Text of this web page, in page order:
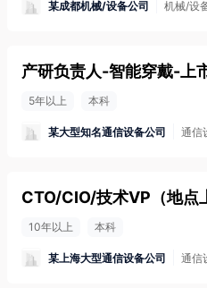
某成都机械/设备公司 机械/设
产研负责人-智能穿戴-上
5年以上 本科
某大型知名通信设备公司 通信
CTO/CIO/技术VP（地点
10年以上 本科
某上海大型通信设备公司 通信